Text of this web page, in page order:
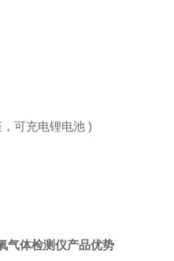
可充电锂电池 )
气体检测仪产品优势